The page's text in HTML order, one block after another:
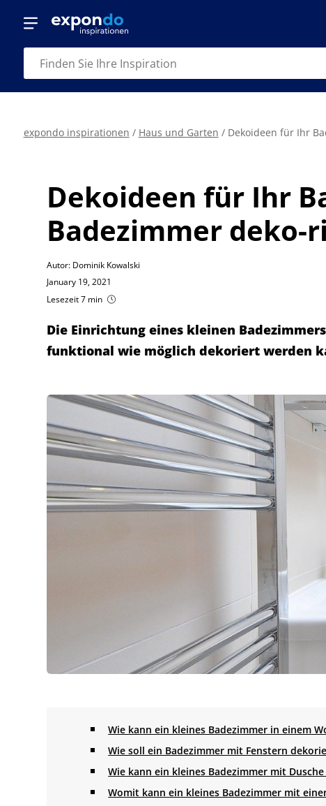
expondo inspirationen / Haus und Garten / Dekoideen für Ihr
Dekoideen für Ihr
Badezimmer deko-
Autor: Dominik Kowalski
January 19, 2021
Lesezeit 7 min
Die Einrichtung eines kleinen
funktional wie möglich dekoriert werden
Wie kann ein kleines Badezimmer in einem
Wie soll ein Badezimmer mit Fenstern
Wie kann ein kleines Badezimmer mit
Womit kann ein kleines Badezimmer mit